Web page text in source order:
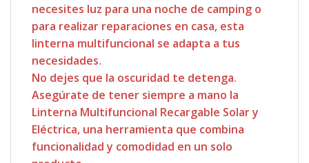
necesites luz para una noche de camping o
para realizar reparaciones en casa, esta
linterna multifuncional se adapta a tus
necesidades.
No dejes que la oscuridad te detenga.
Asegúrate de tener siempre a mano la
Linterna Multifuncional Recargable Solar y
Eléctrica, una herramienta que combina
funcionalidad y comodidad en un solo